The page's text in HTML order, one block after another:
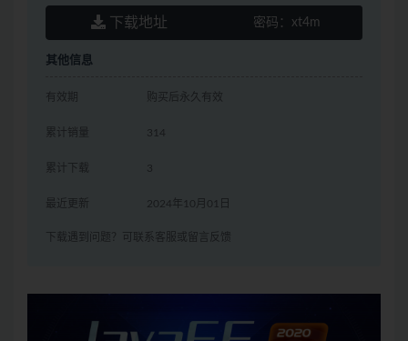
下载地址 密码： xt4m
其他信息
有效期 购买后永久有效
累计销量 314
累计下载 3
最近更新 2024年10月01日
下载遇到问题？可联系客服或留言反馈